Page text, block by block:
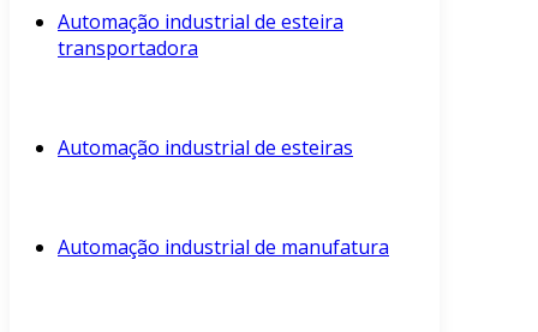
Automação industrial de esteira
transportadora
Automação industrial de esteiras
Automação industrial de manufatura